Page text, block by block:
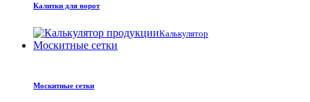
Калитки для ворот
Калькулятор
Москитные сетки
Москитные сетки